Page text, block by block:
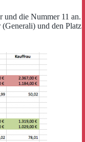
und die Nummer 11 an.
und den Platz